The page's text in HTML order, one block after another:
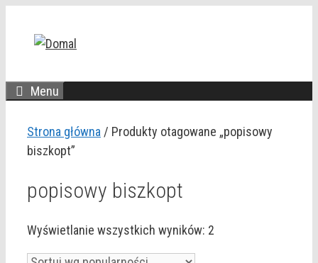
Menu
Strona główna / Produkty otagowane „popisowy
biszkopt”
popisowy biszkopt
Wyświetlanie wszystkich wyników: 2